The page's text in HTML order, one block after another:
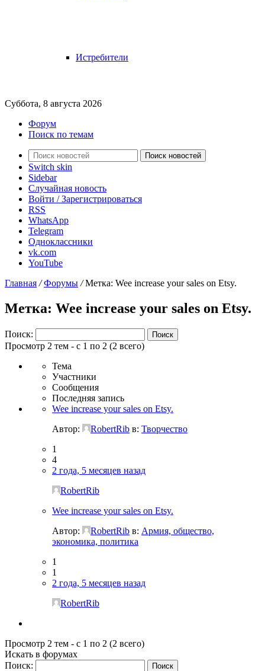
Истребители
Суббота, 8 августа 2026
Форум
Поиск по темам
Поиск новостей
Switch skin
Sidebar
Случайная новость
Войти / Зарегистрироваться
RSS
WhatsApp
Telegram
Одноклассники
vk.com
YouTube
Главная / Форумы / Метка: Wee increase your sales on Etsy.
Метка: Wee increase your sales on Etsy.
Поиск:
Просмотр 2 тем - с 1 по 2 (2 всего)
Тема
Участники
Сообщения
Последняя запись
Wee increase your sales on Etsy.
Автор:
RobertRib в: Творчество
1
4
2 года, 5 месяцев назад
RobertRib
Wee increase your sales on Etsy.
Автор:
RobertRib в: Армия, общество,
экономика, политика
1
1
2 года, 5 месяцев назад
RobertRib
Просмотр 2 тем - с 1 по 2 (2 всего)
Искать в форумах
Поиск: